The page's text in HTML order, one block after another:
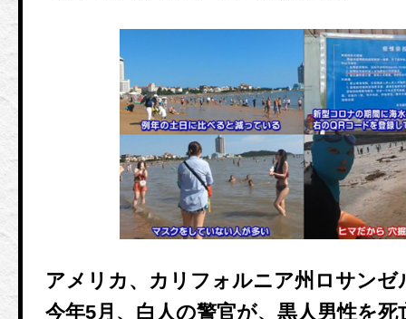
アメリカ、カリフォルニア州ロサン
今年5月、白人の警官が、黒人男性を